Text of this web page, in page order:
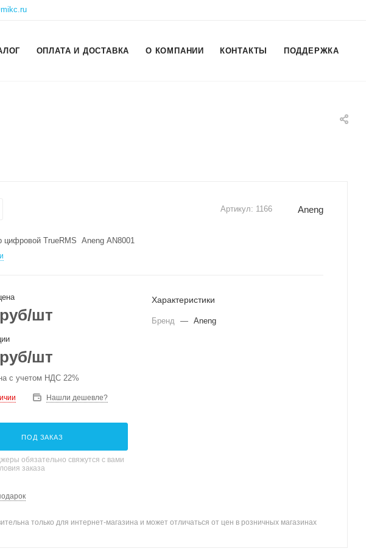
ОПЛАТА И ДОСТАВКА О КОМПАНИИ КОНТАКТЫ ПОДДЕРЖКА
Артикул: 1166 Aneng
цифровой TrueRMS Aneng AN8001
руб/шт
руб/шт
с учетом НДС 22%
Нашли дешевле?
ПОД ЗАКАЗ
обязательно свяжутся с вами
заказа
Характеристики
Бренд — Aneng
только для интернет-магазина и может отличаться от цен в розничных магазинах